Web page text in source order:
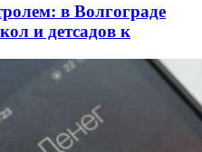
в Волгограде
и детсадов к
Волгограде: девушка
с ножом